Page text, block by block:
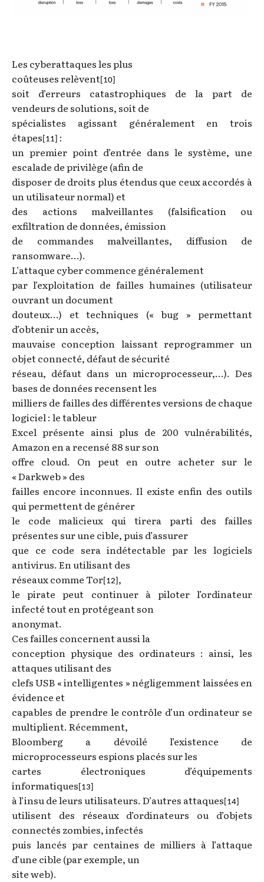
Les cyberattaques les plus
coûteuses relèvent [10]
soit d’erreurs catastrophiques de la part de
vendeurs de solutions, soit de
spécialistes agissant généralement en trois
étapes [11]
:
un premier point d’entrée dans le système, une
escalade de privilège (afin de
disposer de droits plus étendus que ceux accordés à
un utilisateur normal) et
des actions malveillantes (falsification ou
exfiltration de données, émission
de commandes malveillantes, diffusion de
ransomware…).
L’attaque cyber commence généralement
par l’exploitation de failles humaines (utilisateur
ouvrant un document
douteux…) et techniques (« bug » permettant
d’obtenir un accès,
mauvaise conception laissant reprogrammer un
objet connecté, défaut de sécurité
réseau, défaut dans un microprocesseur,…). Des
bases de données recensent les
milliers de failles des différentes versions de chaque
logiciel : le tableur
Excel présente ainsi plus de 200 vulnérabilités,
Amazon en a recensé 88 sur son
offre cloud. On peut en outre acheter sur le
« Darkweb » des
failles encore inconnues. Il existe enfin des outils
qui permettent de générer
le code malicieux qui tirera parti des failles
présentes sur une cible, puis d’assurer
que ce code sera indétectable par les logiciels
antivirus. En utilisant des
réseaux comme Tor [12] ,
le pirate peut continuer à piloter l’ordinateur
infecté tout en protégeant son
anonymat.
Ces failles concernent aussi la
conception physique des ordinateurs : ainsi, les
attaques utilisant des
clefs USB « intelligentes » négligemment laissées en
évidence et
capables de prendre le contrôle d’un ordinateur se
multiplient. Récemment,
Bloomberg a dévoilé l’existence de
microprocesseurs espions placés sur les
cartes électroniques d’équipements
informatiques [13]
à l’insu de leurs utilisateurs. D’autres attaques [14]
utilisent des réseaux d’ordinateurs ou d’objets
connectés zombies, infectés
puis lancés par centaines de milliers à l’attaque
d’une cible (par exemple, un
site web).